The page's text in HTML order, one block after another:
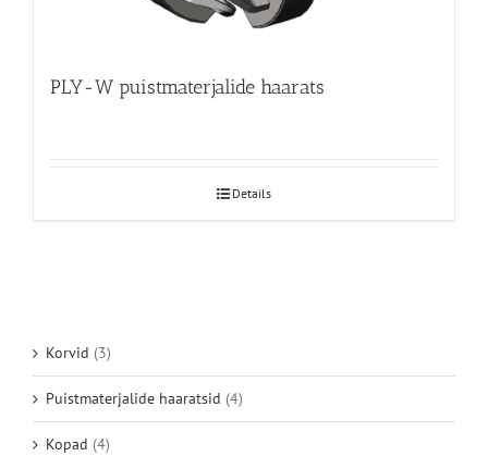
PLY-W puistmaterjalide haarats
Details
Korvid (3)
Puistmaterjalide haaratsid (4)
Kopad (4)